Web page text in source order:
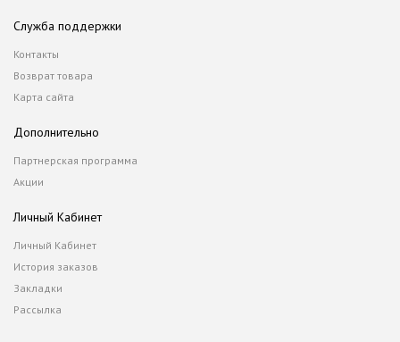
Служба поддержки
Контакты
Возврат товара
Карта сайта
Дополнительно
Партнерская программа
Акции
Личный Кабинет
Личный Кабинет
История заказов
Закладки
Рассылка